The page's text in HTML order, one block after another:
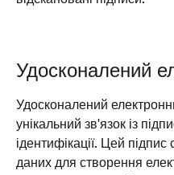
Удосконалений
Удосконалений
унікальний зв'язок із
ідентифікації. Цей
даних для створення